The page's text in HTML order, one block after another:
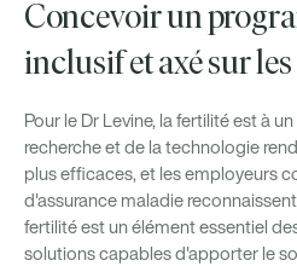
Concevoir un
inclusif et axé sur
Pour le Dr Levine, la fertilité est à
recherche et de la technologie
plus efficaces, et les employeurs
d'assurance maladie
fertilité est un élément essentiel
solutions capables d'apporter le